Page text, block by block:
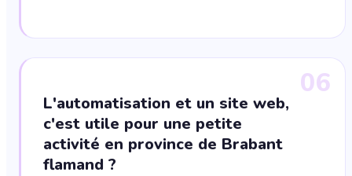
06
L'automatisation et un site web,
c'est utile pour une petite
activité en province de Brabant
flamand ?